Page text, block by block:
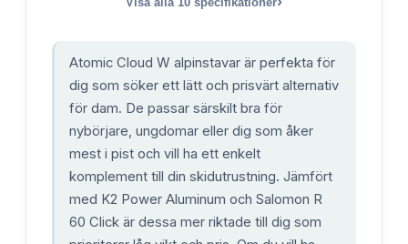
Atomic Cloud W alpinstavar är perfekta för
dig som söker ett lätt och prisvärt alternativ
för dam. De passar särskilt bra för
nybörjare, ungdomar eller dig som åker
mest i pist och vill ha ett enkelt
komplement till din skidutrustning. Jämfört
med K2 Power Aluminum och Salomon R
60 Click är dessa mer riktade till dig som